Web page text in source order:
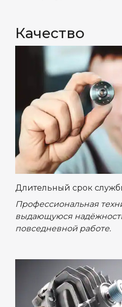
Качество
Длительный срок
Профессиональная
выдающуюся
повседневной работе.